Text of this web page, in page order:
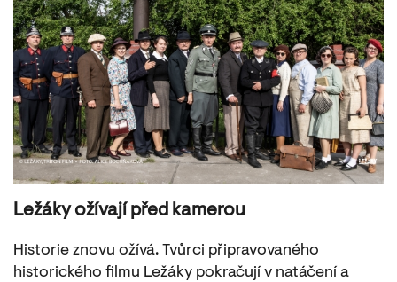
Ležáky ožívají před kamerou
Historie znovu ožívá. Tvůrci připravovaného
historického filmu Ležáky pokračují v natáčení a